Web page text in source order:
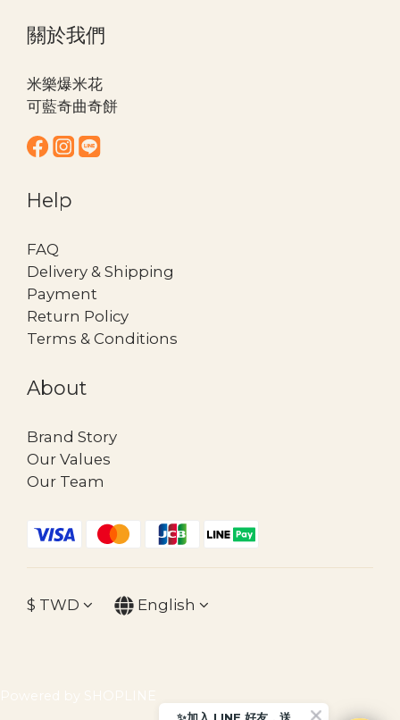
關於我們
米樂爆米花
可藍奇曲奇餅
Help
FAQ
Delivery & Shipping
Payment
Return Policy
Terms & Conditions
About
Brand Story
Our Values
Our Team
$ TWD English